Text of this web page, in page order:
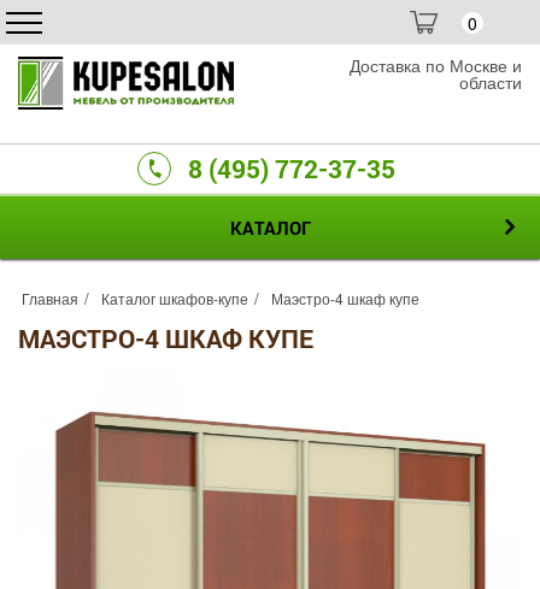
0
Доставка по Москве и
области
8 (495) 772-37-35
КАТАЛОГ
Главная Каталог шкафов-купе Маэстро-4 шкаф купе
МАЭСТРО-4 ШКАФ КУПЕ